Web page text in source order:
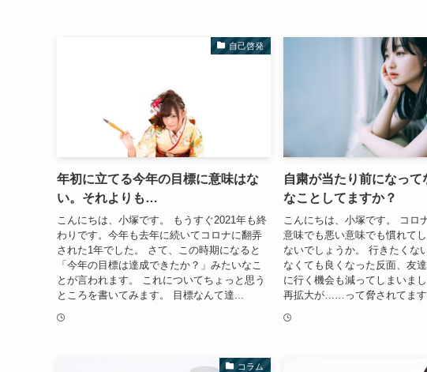
自己啓発
年初に立てる今年の目標に意味はな
い。それよりも…
こんにちは、小塚です。 もうすぐ2021年も終
わりです。今年も去年に続いてコロナに翻弄
された1年でした。 さて、この時期になると
「今年の目標は達成できたか？」みたいなこ
とが言われます。 これについてちょっと思う
ところを書いてみます。 目標なんて達...
自粛が当たり前になって
なことしてますか？
こんにちは、小塚です。 コロ
意味でも悪い意味でも慣れて
ないでしょうか。 行きたくな
なくても良くなった反面、友
に行く機会も減ってしまいま
再拡大が……って脅されてま
コラム